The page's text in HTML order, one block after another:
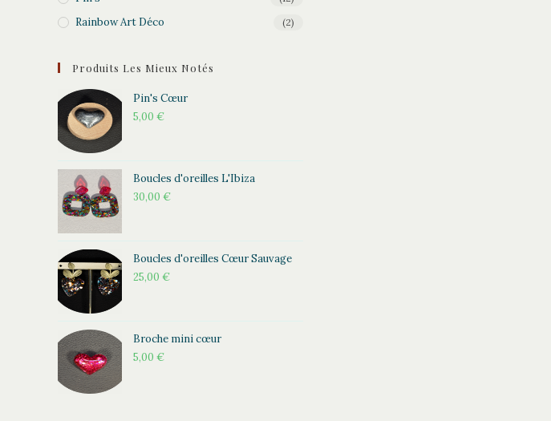
Rainbow Art Déco (2)
Produits Les Mieux Notés
Pin's Cœur
5,00 €
Boucles d'oreilles L'Ibiza
30,00 €
Boucles d'oreilles Cœur Sauvage
25,00 €
Broche mini cœur
5,00 €